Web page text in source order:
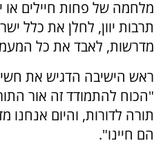
מלחמה של פחות חיילים או
תרבות יוון, לחלן את כלל
מדרשות, לאבד את כל
ראש הישיבה הדגיש את
"הכוח להתמודד זה אור
תורה לדורות, והיום אנחנו
הם חיינו".